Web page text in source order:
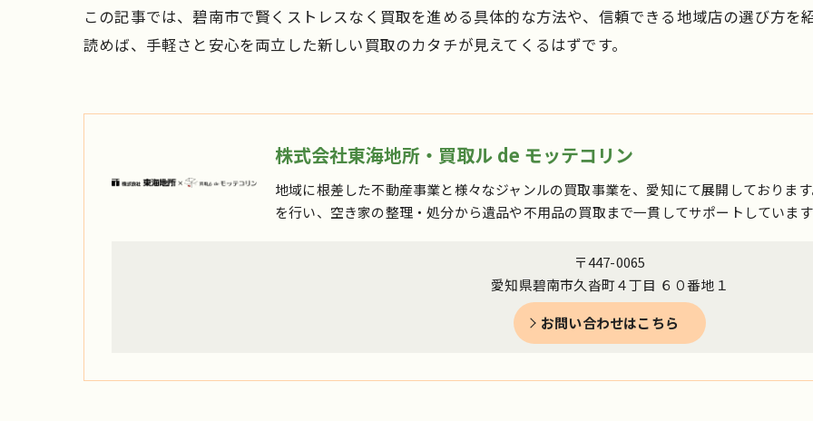
この記事では、碧南市で賢くストレスなく買取を進める具体的な方法や、信頼できる地域店の選び方を
読めば、手軽さと安心を両立した新しい買取のカタチが見えてくるはずです。
株式会社東海地所・買取ル de モッテコリン
地域に根差した不動産事業と様々なジャンルの買取事業を、愛知にて展開しておりま
を行い、空き家の整理・処分から遺品や不用品の買取まで一貫してサポートしていま
〒447-0065
愛知県碧南市久沓町４丁目 ６０番地１
お問い合わせはこちら